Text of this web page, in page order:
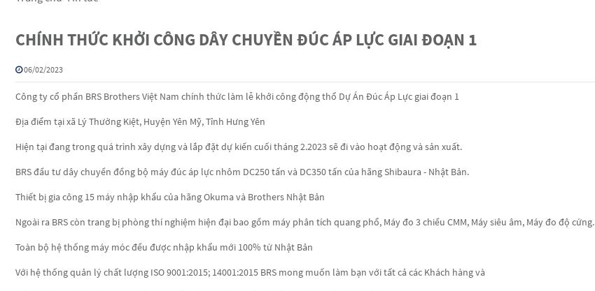
CHÍNH THỨC KHỞI CÔNG DÂY CHUYỀN ĐÚC ÁP LỰC GIAI ĐOẠN 1
06/02/2023
Công ty cổ phần BRS Brothers Việt Nam chính thức làm lễ khởi công động thổ Dự Án Đúc Áp Lực giai đoạn 1
Địa điểm tại xã Lý Thường Kiệt, Huyện Yên Mỹ, Tỉnh Hưng Yên
Hiện tại đang trong quá trình xây dựng và lắp đặt dự kiến cuối tháng 2.2023 sẽ đi vào hoạt động và sản xuất.
BRS đầu tư dây chuyền đồng bộ máy đúc áp lực nhôm DC250 tấn và DC350 tấn của hãng Shibaura - Nhật Bản.
Thiết bị gia công 15 máy nhập khẩu của hãng Okuma và Brothers Nhật Bản
Ngoài ra BRS còn trang bị phòng thí nghiệm hiện đại bao gồm máy phân tích quang phổ, Máy đo 3 chiều CMM, Máy siêu âm, Máy đo độ cứng.
Toàn bộ hệ thống máy móc đều được nhập khẩu mới 100% từ Nhật Bản
Với hệ thống quản lý chất lượng ISO 9001:2015; 14001:2015 BRS mong muốn làm bạn với tất cả các Khách hàng và